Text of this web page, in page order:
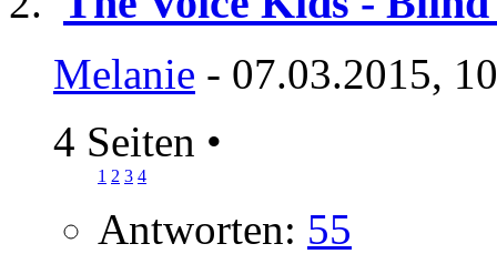
Melanie - 07.03.2015,
4 Seiten •
1 2 3 4
Antworten: 55